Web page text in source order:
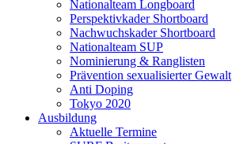
Nationalteam Longboard
Perspektivkader Shortboard
Nachwuchskader Shortboard
Nationalteam SUP
Nominierung & Ranglisten
Prävention sexualisierter Gewalt
Anti Doping
Tokyo 2020
Ausbildung
Aktuelle Termine